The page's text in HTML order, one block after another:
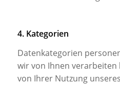
4. Kategorien
Datenkategorien
wir von Ihnen verarbeiten
von Ihrer Nutzung